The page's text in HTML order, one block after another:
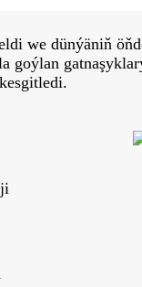
we dünýäniň
goýlan